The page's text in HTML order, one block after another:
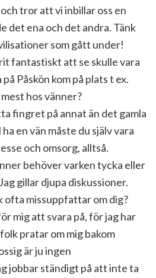
tror att vi inbillar oss en
det ena och det andra. Tänk
som gått under!
fantastiskt att se skulle vara
Påskön kom på plats t ex.
hos vänner?
fingret på annat än det gamla
en vän måste du själv vara
och omsorg, alltså.
behöver varken tycka eller
gillar djupa diskussioner.
ofta missuppfattar om dig?
mig att svara på, för jag har
pratar om mig bakom
är ju ingen
jobbar ständigt på att inte ta